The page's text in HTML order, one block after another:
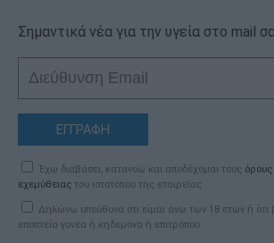
Σημαντικά νέα για την υγεία στο mail
ΕΓΓΡΑΦΗ
Έχω διαβάσει, κατανοώ και αποδέχομαι τους
εχεμύθειας του ιστοτόπου της εταιρείας
Δηλώνω υπεύθυνα ότι είμαι άνω των 18 ετών ή ότι
εποπτεία γονέα ή κηδεμόνα ή επιτρόπου